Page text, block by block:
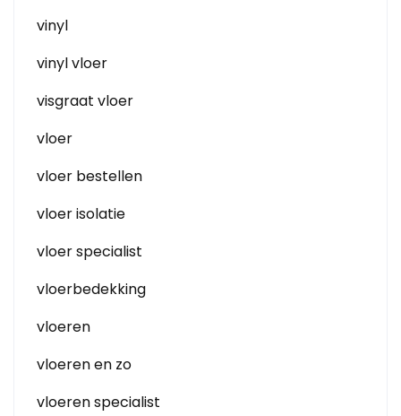
vinyl
vinyl vloer
visgraat vloer
vloer
vloer bestellen
vloer isolatie
vloer specialist
vloerbedekking
vloeren
vloeren en zo
vloeren specialist